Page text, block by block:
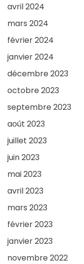
avril 2024
mars 2024
février 2024
janvier 2024
décembre 2023
octobre 2023
septembre 2023
août 2023
juillet 2023
juin 2023
mai 2023
avril 2023
mars 2023
février 2023
janvier 2023
novembre 2022